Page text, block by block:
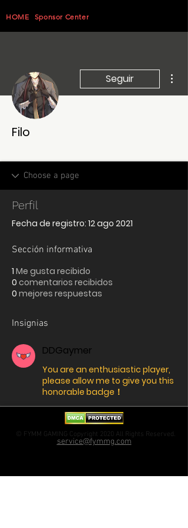
HOME Sponsor Center
Seguir
Filo
Perfil
Fecha de registro: 12 ago 2021
Sección informativa
1 Me gusta recibido
0 comentarios recibidos
0 mejores respuestas
Insignias
DDGaymer
You are an enthusiastic player,
please allow me to give you this
honorable badge！
© FYMM GAMING Copyright 2020 All Rights Reserved.
service@fymmg.com